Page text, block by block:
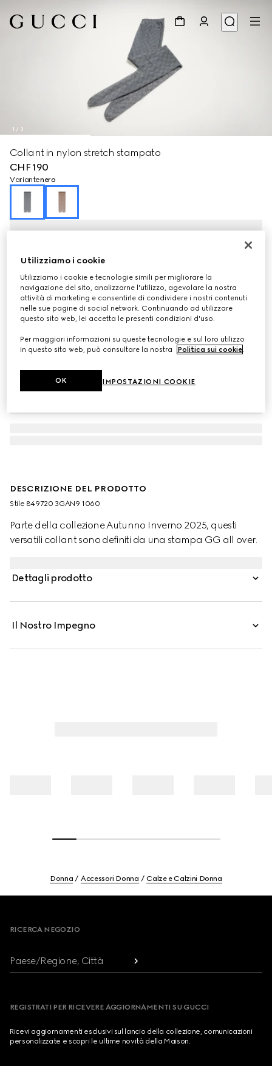
1 / 3
Collant in nylon stretch stampato
CHF 190
Variantenero
DESCRIZIONE DEL PRODOTTO
Stile ‎849720 3GAN9 1060
Parte della collezione Autunno Inverno 2025, questi
versatili collant sono definiti da una stampa GG all over.
Dettagli prodotto
Il Nostro Impegno
Donna Accessori Donna Calze e Calzini Donna
RICERCA NEGOZIO
Paese/Regione, Città
REGISTRATI PER RICEVERE AGGIORNAMENTI SU GUCCI
Ricevi aggiornamenti esclusivi sul lancio della collezione, comunicazioni
personalizzate e scopri le ultime novità della Maison.
Utilizziamo i cookie
Utilizziamo i cookie e tecnologie simili per migliorare la
navigazione del sito, analizzarne l'utilizzo, agevolare la nostra
attività di marketing e consentirle di condividere i nostri contenuti
nelle sue pagine di social network. Continuando ad utilizzare
questo sito web, lei accetta le presenti condizioni d'uso.
Per maggiori informazioni su queste tecnologie e sul loro utilizzo
in questo sito web, può consultare la nostra
Politica sui cookie.
IMPOSTAZIONI COOKIE
OK